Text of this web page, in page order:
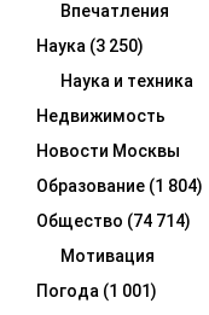
Впечатления
Наука (3 250)
Наука и техника
Недвижимость
Новости Москвы
Образование (1 804)
Общество (74 714)
Мотивация
Погода (1 001)